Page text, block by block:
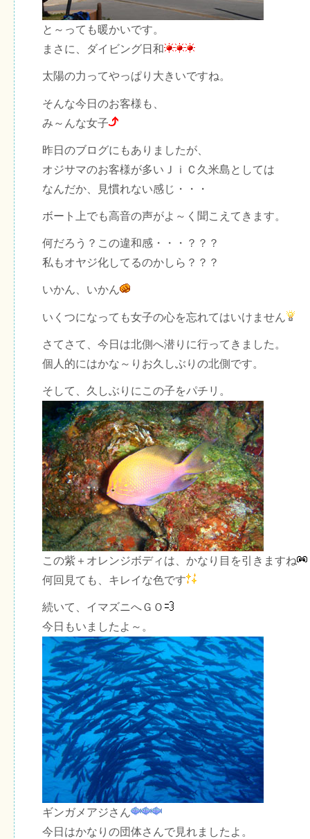
と～っても暖かいです。
まさに、ダイビング日和
太陽の力ってやっぱり大きいですね。
そんな今日のお客様も、
み～んな女子
昨日のブログにもありましたが、
オジサマのお客様が多いＪｉＣ久米島としては
なんだか、見慣れない感じ・・・
ボート上でも高音の声がよ～く聞こえてきます。
何だろう？この違和感・・・？？？
私もオヤジ化してるのかしら？？？
いかん、いかん
いくつになっても女子の心を忘れてはいけません
さてさて、今日は北側へ潜りに行ってきました。
個人的にはかな～りお久しぶりの北側です。
そして、久しぶりにこの子をパチリ。
この紫＋オレンジボディは、かなり目を引きますね
何回見ても、キレイな色です
続いて、イマズニへＧＯ
今日もいましたよ～。
ギンガメアジさん
今日はかなりの団体さんで見れましたよ。